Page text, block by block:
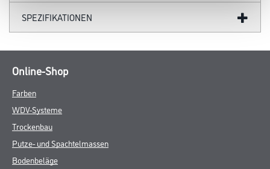
SPEZIFIKATIONEN
Online-Shop
Farben
WDV-Systeme
Trockenbau
Putze- und Spachtelmassen
Bodenbeläge